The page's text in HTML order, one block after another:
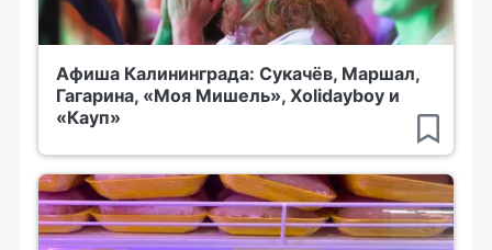
Афиша Калининграда: Сукачёв, Маршал,
Гагарина, «Моя Мишель», Xolidayboy и
«Кауп»